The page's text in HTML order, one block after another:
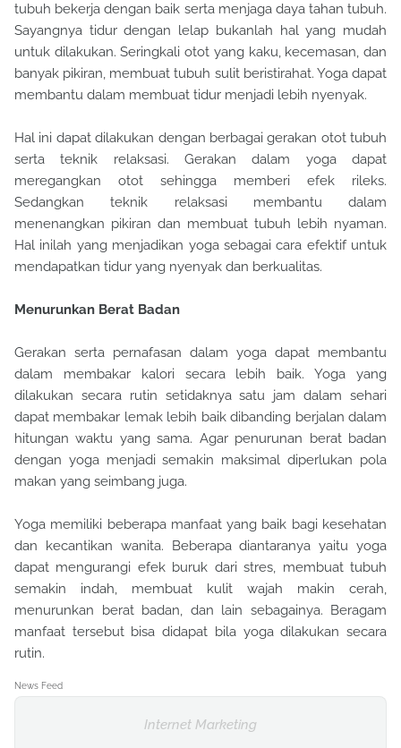
tubuh bekerja dengan baik serta menjaga daya tahan tubuh.
Sayangnya tidur dengan lelap bukanlah hal yang mudah
untuk dilakukan. Seringkali otot yang kaku, kecemasan, dan
banyak pikiran, membuat tubuh sulit beristirahat. Yoga dapat
membantu dalam membuat tidur menjadi lebih nyenyak.
Hal ini dapat dilakukan dengan berbagai gerakan otot tubuh
serta teknik relaksasi. Gerakan dalam yoga dapat
meregangkan otot sehingga memberi efek rileks.
Sedangkan teknik relaksasi membantu dalam
menenangkan pikiran dan membuat tubuh lebih nyaman.
Hal inilah yang menjadikan yoga sebagai cara efektif untuk
mendapatkan tidur yang nyenyak dan berkualitas.
Menurunkan Berat Badan
Gerakan serta pernafasan dalam yoga dapat membantu
dalam membakar kalori secara lebih baik. Yoga yang
dilakukan secara rutin setidaknya satu jam dalam sehari
dapat membakar lemak lebih baik dibanding berjalan dalam
hitungan waktu yang sama. Agar penurunan berat badan
dengan yoga menjadi semakin maksimal diperlukan pola
makan yang seimbang juga.
Yoga memiliki beberapa manfaat yang baik bagi kesehatan
dan kecantikan wanita. Beberapa diantaranya yaitu yoga
dapat mengurangi efek buruk dari stres, membuat tubuh
semakin indah, membuat kulit wajah makin cerah,
menurunkan berat badan, dan lain sebagainya. Beragam
manfaat tersebut bisa didapat bila yoga dilakukan secara
rutin.
News Feed
Internet Marketing